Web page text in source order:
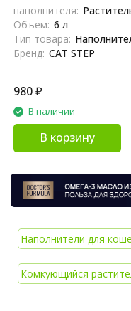
лаванды - 6 л
наполнителя:
Объем: 6 л
Тип товара:
Бренд: CAT STEP
980₽
В наличии
В корзину
Наполнители для
Комкующийся